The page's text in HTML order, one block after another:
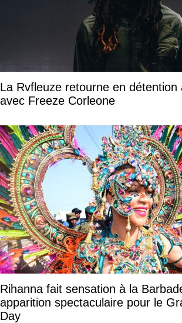
La Rvfleuze retourne en détention
avec Freeze Corleone
Rihanna fait sensation à la
apparition spectaculaire pour le
Day